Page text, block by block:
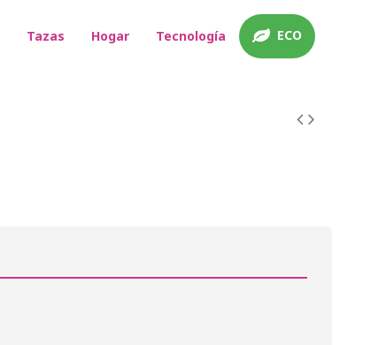
Tazas Hogar Tecnología ECO